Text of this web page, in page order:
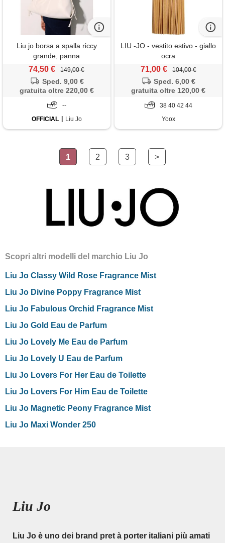
Liu jo borsa a spalla riccy
grande, panna
74,50 € 149,00 €
Sped. 9,00 €
gratuita oltre 220,00 €
--
OFFICIAL
Liu Jo
LIU -JO - vestito estivo - giallo
ocra
71,00 € 104,00 €
Sped. 6,00 €
gratuita oltre 120,00 €
38 40 42 44
Yoox
1 2 3 >
Scopri altri modelli del marchio Liu Jo
Liu Jo Classy Wild Rose Fragrance Mist
Liu Jo Divine Poppy Fragrance Mist
Liu Jo Fabulous Orchid Fragrance Mist
Liu Jo Gold Eau de Parfum
Liu Jo Lovely Me Eau de Parfum
Liu Jo Lovely U Eau de Parfum
Liu Jo Lovers For Her Eau de Toilette
Liu Jo Lovers For Him Eau de Toilette
Liu Jo Magnetic Peony Fragrance Mist
Liu Jo Maxi Wonder 250
Liu Jo
Liu Jo è uno dei brand pret à porter italiani più amati